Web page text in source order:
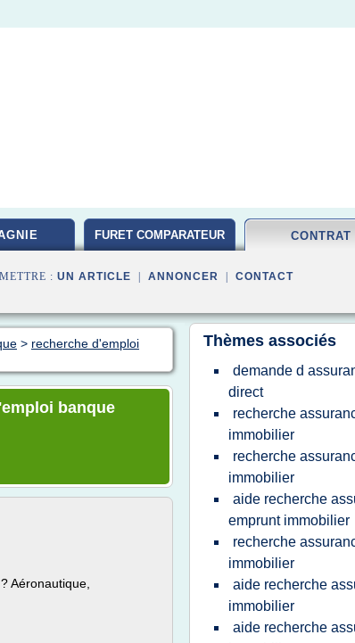
FURET COMPARATEUR CONTRAT
: UN ARTICLE ANNONCER CONTACT
> recherche d'emploi
banque
Aéronautique,
Thèmes associés
demande d
direct
recherche
immobilier
recherche
immobilier
aide recherche
emprunt immobilier
recherche
immobilier
aide recherche
immobilier
aide recherche